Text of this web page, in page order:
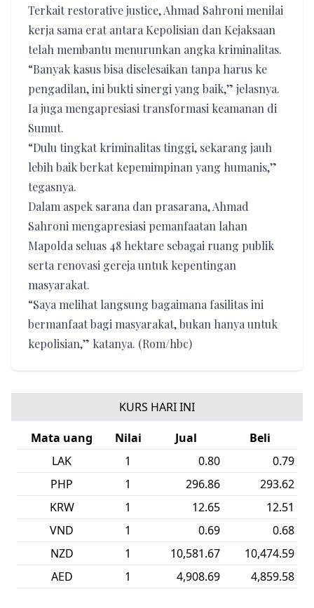
Terkait restorative justice, Ahmad Sahroni menilai
kerja sama erat antara Kepolisian dan Kejaksaan
telah membantu menurunkan angka kriminalitas.
“Banyak kasus bisa diselesaikan tanpa harus ke
pengadilan, ini bukti sinergi yang baik,” jelasnya.
Ia juga mengapresiasi transformasi keamanan di
Sumut.
“Dulu tingkat kriminalitas tinggi, sekarang jauh
lebih baik berkat kepemimpinan yang humanis,”
tegasnya.
Dalam aspek sarana dan prasarana, Ahmad
Sahroni mengapresiasi pemanfaatan lahan
Mapolda seluas 48 hektare sebagai ruang publik
serta renovasi gereja untuk kepentingan
masyarakat.
“Saya melihat langsung bagaimana fasilitas ini
bermanfaat bagi masyarakat, bukan hanya untuk
kepolisian,” katanya. (Rom/hbc)
KURS HARI INI
Mata uang
Nilai Jual
Beli
LAK
1 0.80
0.79
PHP
1 296.86
293.62
KRW
1 12.65
12.51
VND
1 0.69
0.68
NZD
1 10,581.67
10,474.59
AED
1 4,908.69 4,859.58